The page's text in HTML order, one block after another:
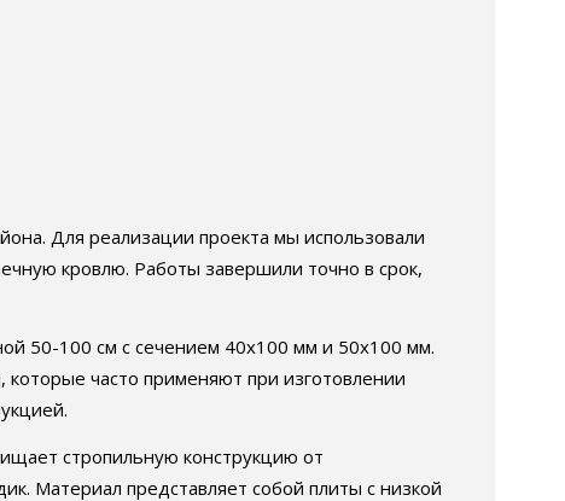
Для реализации проекта мы использовали
кровлю. Работы завершили точно в срок,
50-100 см с сечением 40х100 мм и 50х100 мм.
часто применяют при изготовлении
стропильную конструкцию от
Материал представляет собой плиты с низкой